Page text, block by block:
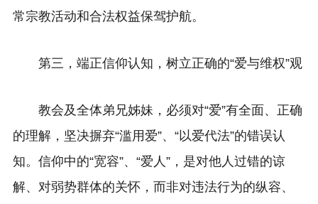
常宗教活动和合法权益保驾护航。
第三，端正信仰认知，树立正确的“爱与维权”观
教会及全体弟兄姊妹，必须对“爱”有全面、正确
的理解，坚决摒弃“滥用爱”、“以爱代法”的错误认
知。信仰中的“宽容”、“爱人”，是对他人过错的谅
解、对弱势群体的关怀，而非对违法行为的纵容、